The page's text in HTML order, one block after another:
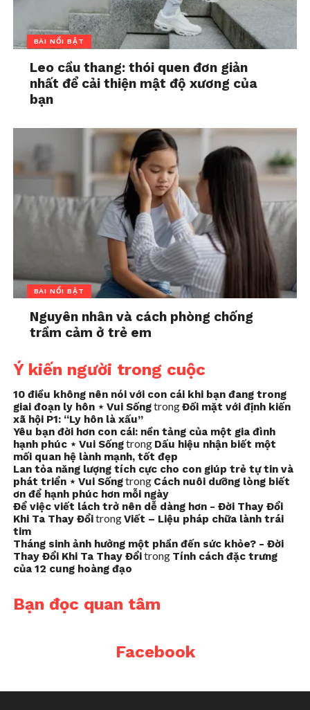
BÀI NỔI BẬT
Leo cầu thang: thói quen đơn giản
nhất để cải thiện mật độ xương của
bạn
BÀI NỔI BẬT
Nguyên nhân và cách phòng chống
trầm cảm ở trẻ em
Ý kiến người trong cuộc
10 điều không nên nói với con cái khi bạn đang trong
giai đoạn ly hôn ⋆ Vui SốngtrongĐối mặt với định kiến
xã hội P1: “Ly hôn là xấu”
Yêu bạn đời hơn con cái: nền tảng của một gia đình
hạnh phúc ⋆ Vui Sốngtrong Dấu hiệu nhận biết một
mối quan hệ lành mạnh, tốt đẹp
Lan tỏa năng lượng tích cực cho con giúp trẻ tự tin và
phát triển ⋆ Vui Sốngtrong Cách nuôi dưỡng lòng biết
ơn để hạnh phúc hơn mỗi ngày
Để việc viết lách trở nên dễ dàng hơn - Đời Thay Đổi
Khi Ta Thay ĐổitrongViết – Liệu pháp chữa lành trái
tim
Tháng sinh ảnh hưởng một phần đến sức khỏe? - Đời
Thay Đổi Khi Ta Thay Đổitrong Tính cách đặc trưng
của 12 cung hoàng đạo
Bạn đọc quan tâm
Facebook